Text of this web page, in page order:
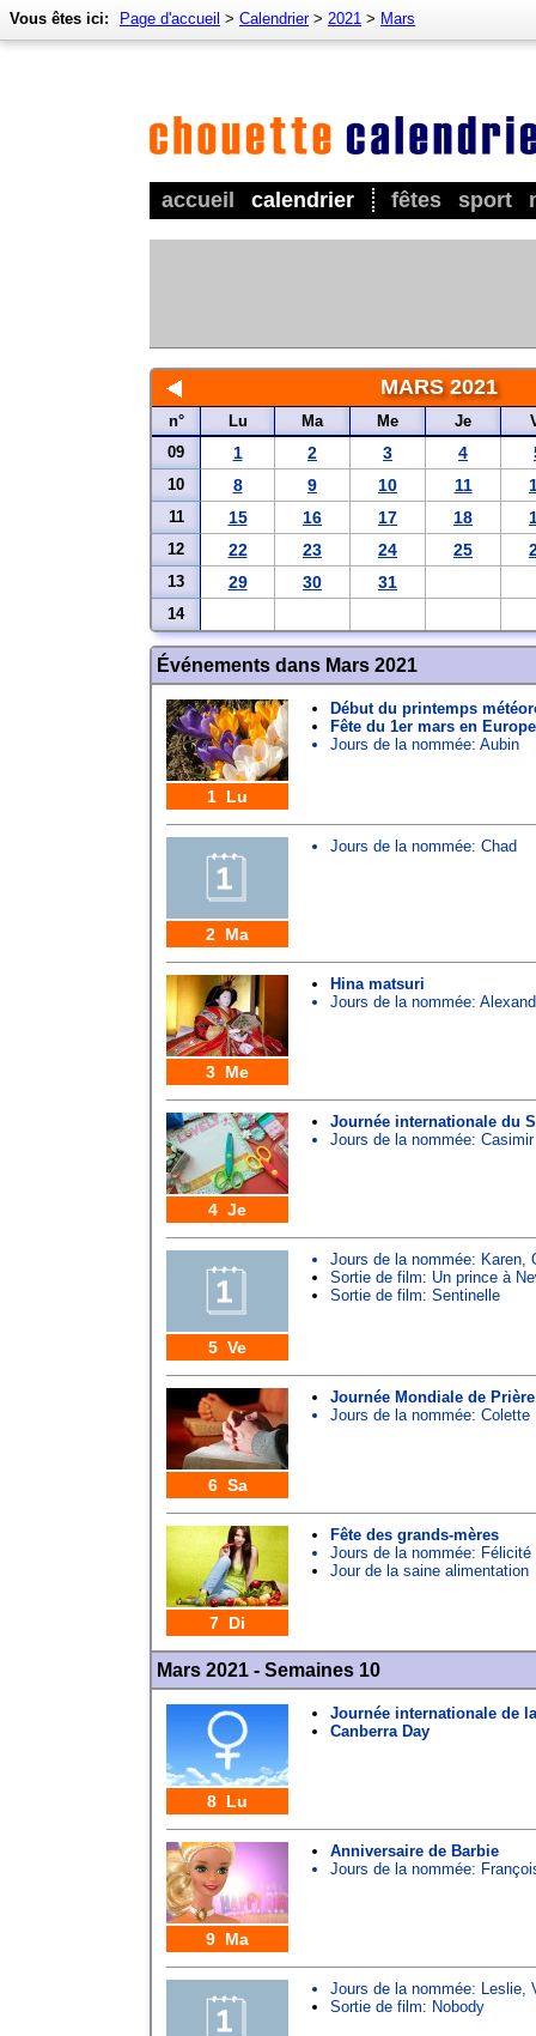
accueil calendrier fêtes sport
Vous êtes ici: Page d'accueil > Calendrier> 2021 > Mars
MARS 2021
n° Lu Ma Me Je
09
1 2 3 4
10 8 9 10 11
11 15 16 17 18
12 22 23 24 25
13 29 30 31
14
Événements dans Mars 2021
1 Lu
Début du printemps
Fête du 1er mars en
Jours de la nommée: Aubin
2 Ma
Jours de la nommée: Chad
3 Me
Hina matsuri
Jours de la nommée:
4 Je
Journée internationale du
Jours de la nommée: Casimir
5 Ve
Jours de la nommée: Karen,
Sortie de film: Un prince à
Sortie de film: Sentinelle
6 Sa
Journée Mondiale de Prière
Jours de la nommée: Colette
7 Di
Fête des grands-mères
Jours de la nommée: Félicité
Jour de la saine alimentation
Mars 2021 - Semaines 10
8 Lu
Journée internationale de
Canberra Day
9 Ma
Anniversaire de Barbie
Jours de la nommée:
Jours de la nommée: Leslie,
Sortie de film: Nobody